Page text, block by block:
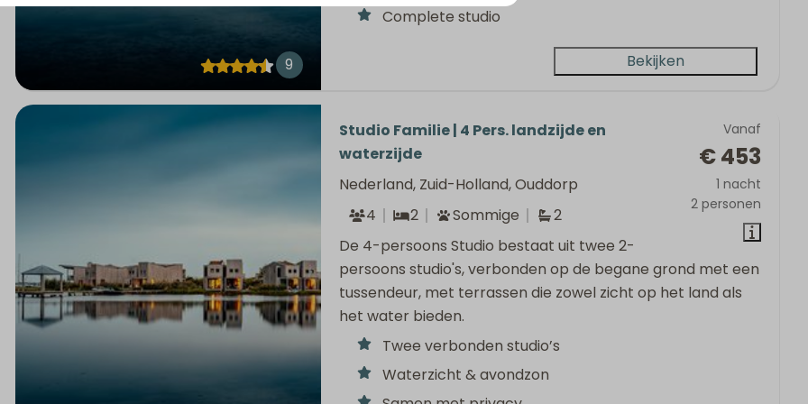
9
Complete studio
Bekijken
Vanaf
€ 453
1 nacht
2 personen
Studio Familie | 4 Pers. landzijde en
waterzijde
Nederland, Zuid-Holland, Ouddorp
4
2 Sommige
2
De 4-persoons Studio bestaat uit twee 2-
persoons studio's, verbonden op de begane grond met een
tussendeur, met terrassen die zowel zicht op het land als
het water bieden.
Twee verbonden studio’s
Waterzicht & avondzon